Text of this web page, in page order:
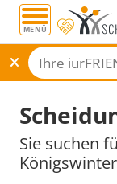
MENÜ
Sie suchen